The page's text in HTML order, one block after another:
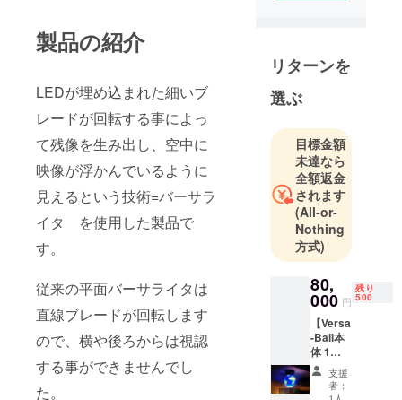
製品の紹介
LEDが埋め込まれた細いブ
レードが回転する事によっ
て残像を生み出し、空中に
映像が浮かんでいるように
見えるという技術=バーサラ
イタ を使用した製品で
す。
従来の平面バーサライタは
直線ブレードが回転します
ので、横や後ろからは視認
する事ができませんでし
た。
リターンを
選ぶ
目標金額
未達なら
全額返金
されます
(All-or-
Nothing
方式)
80,
000 円
残り
500
【Versa
-Ball本
体 1
機】 本
体改
良・ア
支援
者：